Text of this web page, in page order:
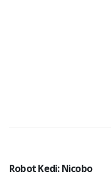
Robot Kedi: Nicobo